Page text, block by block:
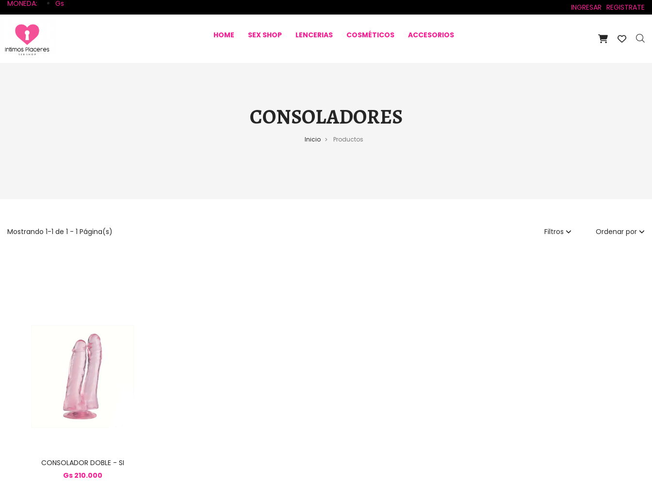
MONEDA: Gs INGRESAR REGISTRATE
HOME SEX SHOP LENCERIAS COSMÉTICOS ACCESORIOS
CONSOLADORES
Inicio > Productos
Mostrando 1-1 de 1 - 1 Página(s) Filtros Ordenar por
CONSOLADOR DOBLE - SI
Gs 210.000